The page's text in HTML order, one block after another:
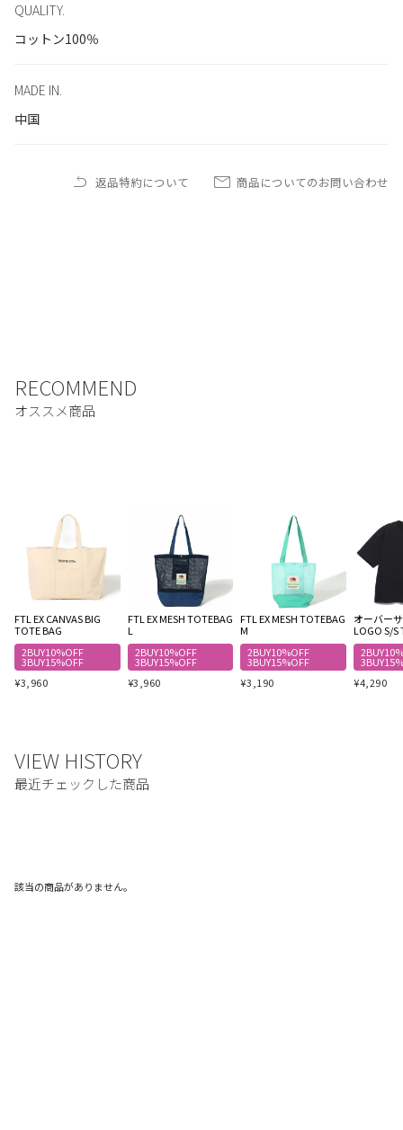
QUALITY.
コットン100％
MADE IN.
中国
返品特約について 商品についてのお問い合わせ
FTL EX CANVAS BIG
TOTE BAG
2BUY10%OFF
3BUY15%OFF
¥3,960
FTL EX MESH TOTEBAG
L
2BUY10%OFF
3BUY15%OFF
¥3,960
FTL EX MESH TOTEBAG
M
2BUY10%OFF
3BUY15%OFF
¥3,190
オーバー
LOGO S/S
¥4,290
該当の商品がありません。